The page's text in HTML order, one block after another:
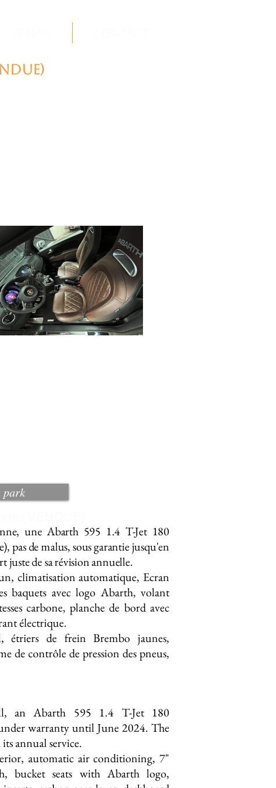
park
(VENDUE)
une Abarth 595 1.4 T-Jet 180
pas de malus, sous garantie jusqu'en
juste de sa révision annuelle.
climatisation automatique, Ecran
baquets avec logo Abarth, volant
carbone, planche de bord avec
électrique.
étriers de frein Brembo jaunes,
de contrôle de pression des pneus,
an Abarth 595 1.4 T-Jet 180
warranty until June 2024. The
annual service.
automatic air conditioning, 7"
bucket seats with Abarth logo,